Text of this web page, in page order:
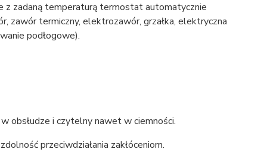
z zadaną temperaturą termostat automatycznie
termiczny, elektrozawór, grzałka, elektryczna
podłogowe).
obsłudze i czytelny nawet w ciemności.
przeciwdziałania zakłóceniom.